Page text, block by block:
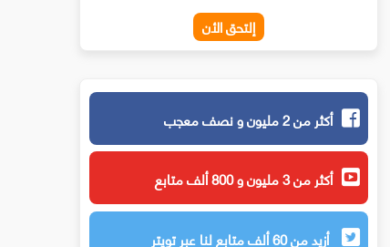
إلتحق الأن
أكثر من 2 مليون و نصف معجب
أكثر من 3 مليون و 800 ألف متابع
أزيد من 60 ألف متابع لنا عبر تويتر